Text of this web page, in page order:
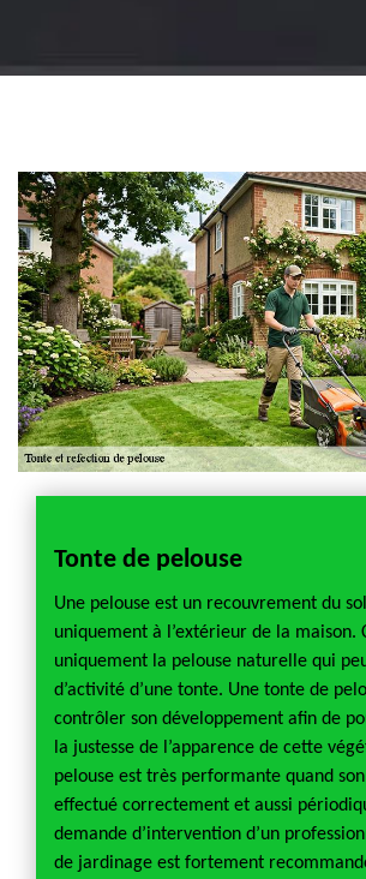
Tonte de pelouse
Une pelouse est un recouvrement du
uniquement à l’extérieur de la maison.
uniquement la pelouse naturelle qui
d’activité d’une tonte. Une tonte de
contrôler son développement afin de
la justesse de l’apparence de cette
pelouse est très performante quand
effectué correctement et aussi
demande d’intervention d’un
de jardinage est fortement